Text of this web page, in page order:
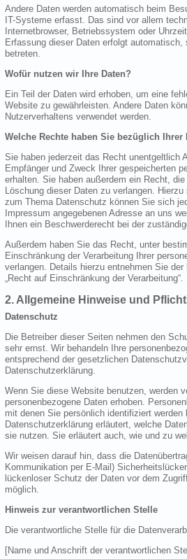
Andere Daten werden automatisch beim
IT-Systeme erfasst. Das sind vor allem
Internetbrowser, Betriebssystem oder
Erfassung dieser Daten erfolgt
betreten.
Wofür nutzen wir Ihre Daten?
Ein Teil der Daten wird erhoben, um eine
Website zu gewährleisten. Andere Daten
Nutzerverhaltens verwendet werden.
Welche Rechte haben Sie bezüglich Ihrer
Sie haben jederzeit das Recht unentgeltlich
Empfänger und Zweck Ihrer gespeicherten
erhalten. Sie haben außerdem ein Recht,
Löschung dieser Daten zu verlangen.
zum Thema Datenschutz können Sie sich
Impressum angegebenen Adresse an uns
Ihnen ein Beschwerderecht bei der
Außerdem haben Sie das Recht, unter
Einschränkung der Verarbeitung Ihrer
verlangen. Details hierzu entnehmen Sie
„Recht auf Einschränkung der Verarbeitung“.
2. Allgemeine Hinweise und
Datenschutz
Die Betreiber dieser Seiten nehmen den
sehr ernst. Wir behandeln Ihre
entsprechend der gesetzlichen
Datenschutzerklärung.
Wenn Sie diese Website benutzen, werden
personenbezogene Daten erhoben.
mit denen Sie persönlich identifiziert werden
Datenschutzerklärung erläutert, welche
sie nutzen. Sie erläutert auch, wie und zu
Wir weisen darauf hin, dass die
Kommunikation per E-Mail)
lückenloser Schutz der Daten vor dem
möglich.
Hinweis zur verantwortlichen Stelle
Die verantwortliche Stelle für die
[Name und Anschrift der verantwortlichen